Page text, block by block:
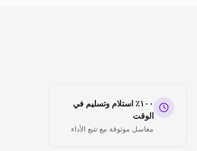
١٠٠٪ استلام وتسليم في
الوقت
مغاسل موثوقة مع تتبع الأداء